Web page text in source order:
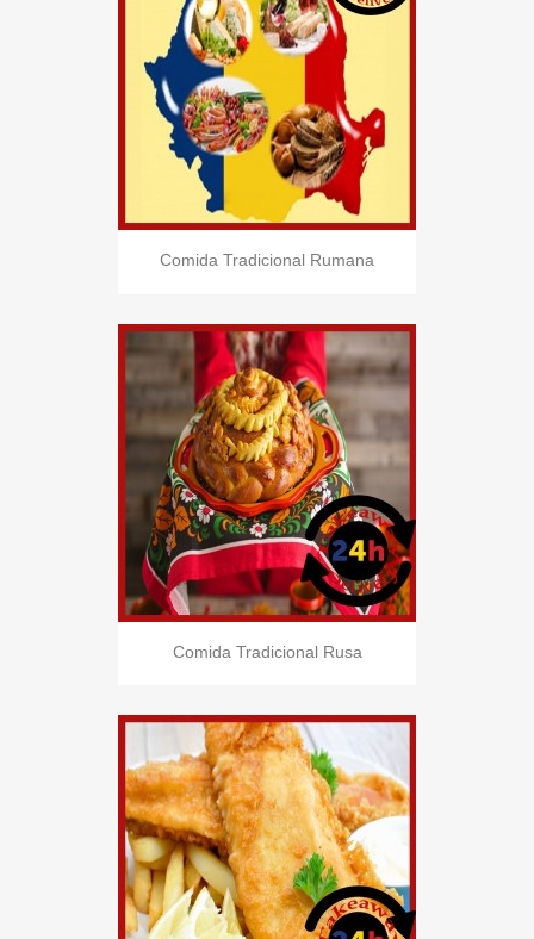
Comida Tradicional Rumana
Comida Tradicional Rusa